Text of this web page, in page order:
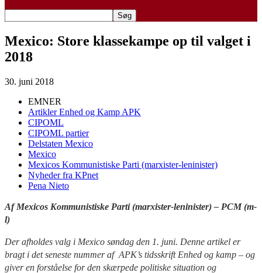
Mexico: Store klassekampe op til valget i
2018
30. juni 2018
EMNER
Artikler Enhed og Kamp APK
CIPOML
CIPOML partier
Delstaten Mexico
Mexico
Mexicos Kommunistiske Parti (marxister-leninister)
Nyheder fra KPnet
Pena Nieto
Af Mexicos Kommunistiske Parti (marxister-leninister) – PCM (m-
l)
Der afholdes valg i Mexico søndag den 1. juni. Denne artikel er
bragt i det seneste nummer af APK’s tidsskrift Enhed og kamp – og
giver en forståelse for den skærpede politiske situation og